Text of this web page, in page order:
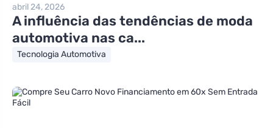
abril 24, 2026
A influência das tendências de moda
automotiva nas ca...
Tecnologia Automotiva